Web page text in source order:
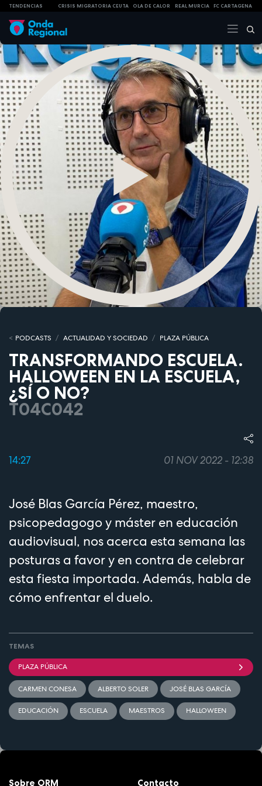
TENDENCIAS CRISIS MIGRATORIA CEUTA OLA DE CALOR REAL MURCIA FC CARTAGENA
PODCASTS ACTUALIDAD Y SOCIEDAD PLAZA PÚBLICA
TRANSFORMANDO ESCUELA.
HALLOWEEN EN LA ESCUELA,
¿SÍ O NO?
T04C042
14:27 01 NOV 2022 - 12:38
José Blas García Pérez, maestro,
psicopedagogo y máster en educación
audiovisual, nos acerca esta semana las
posturas a favor y en contra de celebrar
esta fiesta importada. Además, habla de
cómo enfrentar el duelo.
TEMAS
PLAZA PÚBLICA
CARMEN CONESA ALBERTO SOLER JOSÉ BLAS GARCÍA
EDUCACIÓN ESCUELA MAESTROS HALLOWEEN
Sobre ORM Contacto